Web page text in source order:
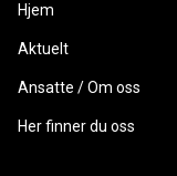
Hjem
Aktuelt
Ansatte / Om oss
Her finner du oss